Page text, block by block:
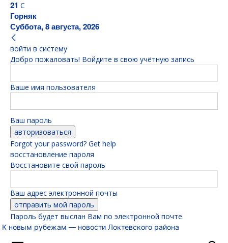
21 C
Горняк
Суббота, 8 августа, 2026
войти в систему
Добро пожаловать! Войдите в свою учётную запись
Ваше имя пользователя
Ваш пароль
Forgot your password? Get help
восстановление пароля
Восстановите свой пароль
Ваш адрес электронной почты
Пароль будет выслан Вам по электронной почте.
К новым рубежам — новости Локтевского района